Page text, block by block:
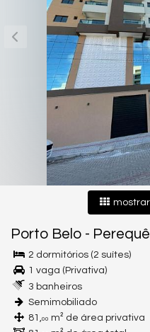
Porto Belo - Perequê
2 dormitórios (2 suítes)
1 vaga (Privativa)
3 banheiros
Semimobiliado
81,00 m² de área privativa